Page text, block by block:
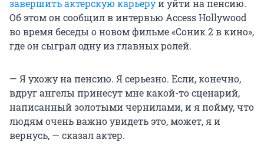
завершить актерскую карьеруи уйти на пенсию.
Об этом он сообщил в интервью Access Hollywood
во время беседы о новом фильме «Соник 2 в кино»,
где он сыграл одну из главных ролей.
— Я ухожу на пенсию. Я серьезно. Если, конечно,
вдруг ангелы принесут мне какой-то сценарий,
написанный золотыми чернилами, и я пойму, что
людям очень важно увидеть это, может, я и
вернусь, — сказал актер.